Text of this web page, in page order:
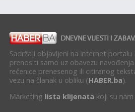
Sadržaji objavljeni na internet portalu
prenositi samo uz obavezu
rečenice prenesenog ili citiranog
vezu na članak u obliku (HABER.ba).
Marketing lista klijenata koji su